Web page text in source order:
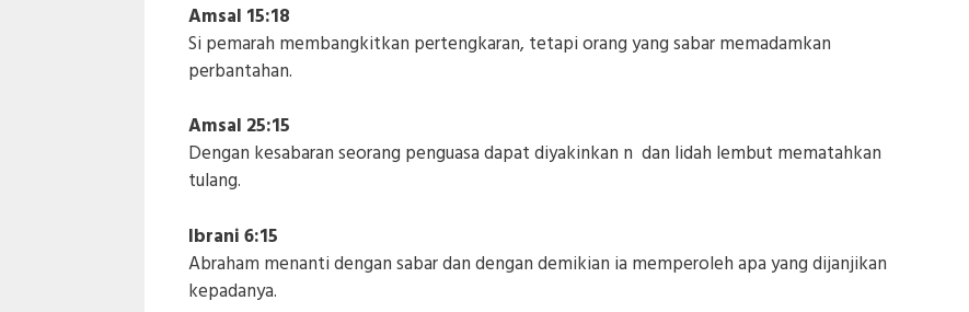
Amsal 15:18
Si pemarah membangkitkan pertengkaran, tetapi orang yang sabar memadamkan
perbantahan.
Amsal 25:15
Dengan kesabaran seorang penguasa dapat diyakinkan n dan lidah lembut mematahkan
tulang.
Ibrani 6:15
Abraham menanti dengan sabar dan dengan demikian ia memperoleh apa yang dijanjikan
kepadanya.